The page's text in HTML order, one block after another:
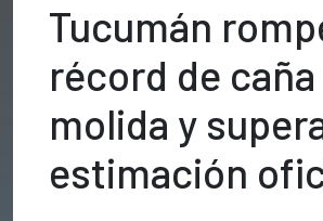
Tucumán
récord de caña
molida y
estimación